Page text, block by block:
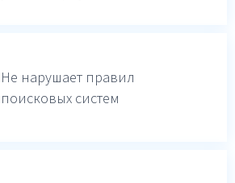
Не нарушает правил
поисковых систем